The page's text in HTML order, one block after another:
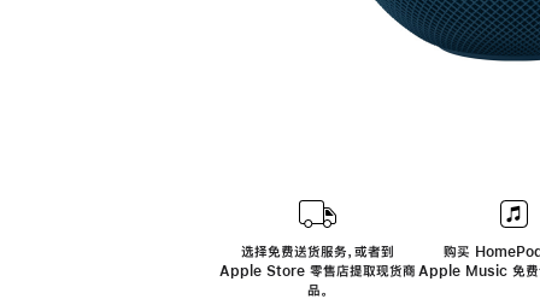
选择免费送货服务，或者到
Apple Store 零售店提取现货商
品。
购买
Apple Music 免费